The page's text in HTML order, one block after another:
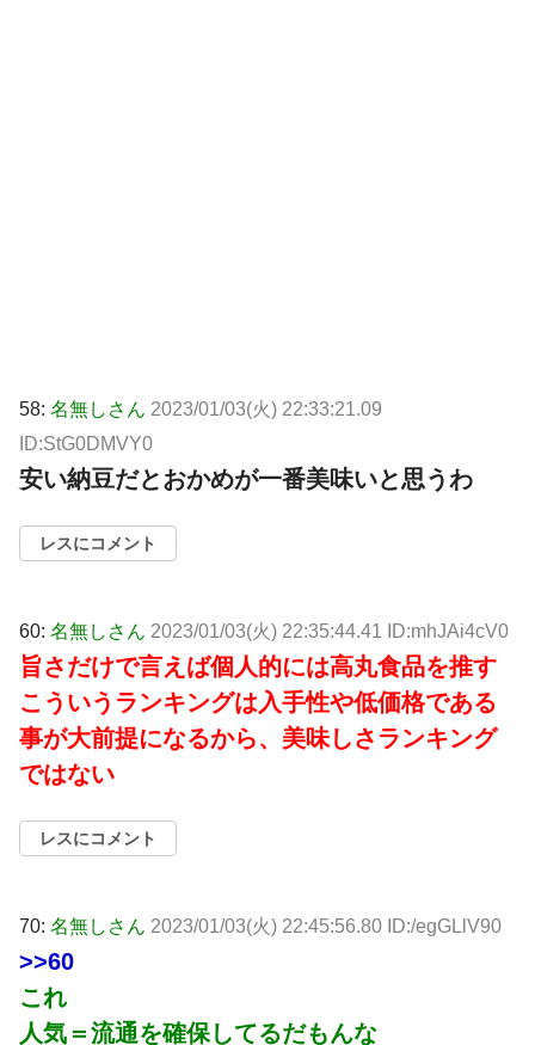
58: 名無しさん 2023/01/03(火) 22:33:21.09
ID:StG0DMVY0
安い納豆だとおかめが一番美味いと思うわ
レスにコメント
60: 名無しさん 2023/01/03(火) 22:35:44.41 ID:mhJAi4cV0
旨さだけで言えば個人的には高丸食品を推す
こういうランキングは入手性や低価格である
事が大前提になるから、美味しさランキング
ではない
レスにコメント
70: 名無しさん 2023/01/03(火) 22:45:56.80 ID:/egGLlV90
>>60
これ
人気＝流通を確保してるだもんな